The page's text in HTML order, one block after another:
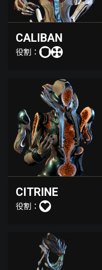
CALIBAN
役割：
CITRINE
役割：